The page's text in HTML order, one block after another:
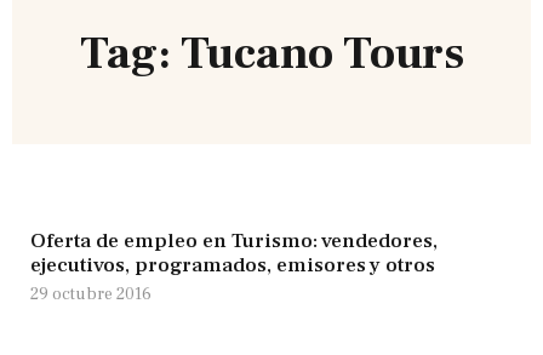
Tag: Tucano Tours
Oferta de empleo en Turismo: vendedores,
ejecutivos, programados, emisores y otros
29 octubre 2016